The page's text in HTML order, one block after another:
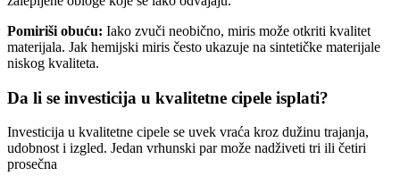
Pomiriši obuću: Iako zvuči neobično, miris može otkriti kvalitet
materijala. Jak hemijski miris često ukazuje na sintetičke materijale
niskog kvaliteta.
Da li se investicija u kvalitetne cipele isplati?
Investicija u kvalitetne cipele se uvek vraća kroz dužinu trajanja,
udobnost i izgled. Jedan vrhunski par može nadživeti tri ili četiri
prosečna